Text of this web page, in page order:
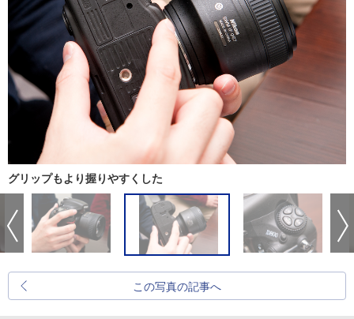
グリップもより握りやすくした
この写真の記事へ